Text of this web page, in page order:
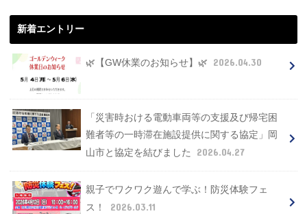
新着エントリー
🌿【GW休業のお知らせ】🌿 2026.04.30
「災害時おける電動車両等の支援及び帰宅困
難者等の一時滞在施設提供に関する協定」岡
山市と協定を結びました
2026.04.27
親子でワクワク遊んで学ぶ！防災体験フェ
ス！
2026.03.11